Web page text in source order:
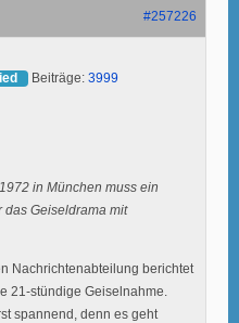
#257226
Beiträge: 3999
in München muss ein
das Geiseldrama mit
Nachrichtenabteilung berichtet
21-stündige Geiselnahme.
spannend, denn es geht